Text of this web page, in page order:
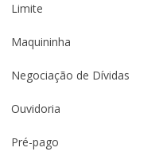
Limite
Maquininha
Negociação de Dívidas
Ouvidoria
Pré-pago